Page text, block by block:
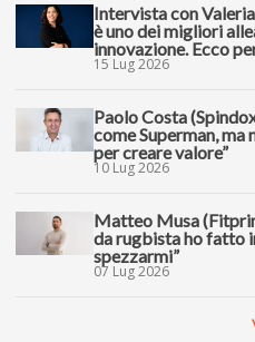
Intervista con Valeria
è uno dei migliori
innovazione. Ecco
15 Lug 2026
Paolo Costa
come Superman,
per creare valore”
10 Lug 2026
Matteo Musa
da rugbista ho fatto
spezzarmi”
07 Lug 2026